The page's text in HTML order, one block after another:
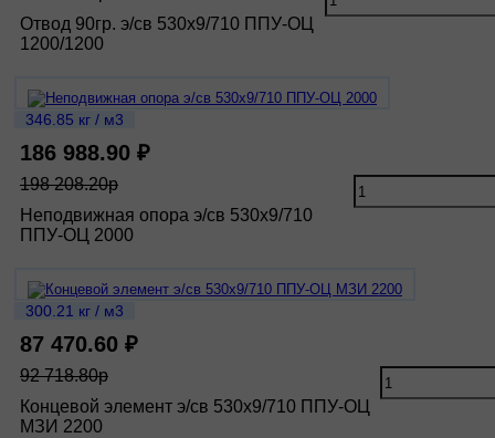
Отвод 90гр. э/св 530х9/710 ППУ-ОЦ
1200/1200
346.85 кг / м3
186 988.90 ₽
198 208.20р
Неподвижная опора э/св 530х9/710
ППУ-ОЦ 2000
300.21 кг / м3
87 470.60 ₽
92 718.80р
Концевой элемент э/св 530х9/710 ППУ-ОЦ
МЗИ 2200